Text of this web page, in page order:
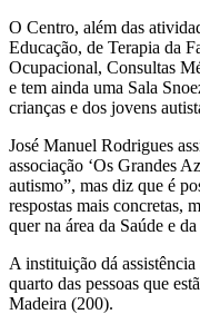
O Centro, além das
Educação, de Terapia da
Ocupacional, Consultas
e tem ainda uma Sala
crianças e dos jovens
José Manuel Rodrigues
associação ‘Os Grandes
autismo”, mas diz que é
respostas mais concretas,
quer na área da Saúde e
A instituição dá
quarto das pessoas que
Madeira (200).